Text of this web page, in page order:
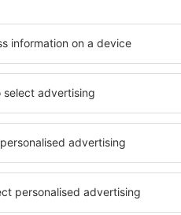
Inn Bridlington
Vedeţi mai multe oferte